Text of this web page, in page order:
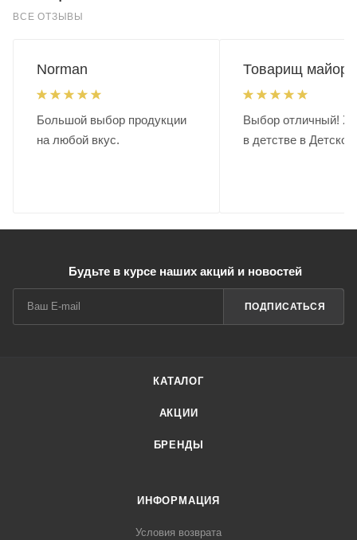
ВСЕ ОТЗЫВЫ
Norman
Большой выбор продукции
на любой вкус.
Товарищ майор.
Выбор отличный!
в детстве в
Будьте в курсе наших акций и новостей
ПОДПИСАТЬСЯ
КАТАЛОГ
АКЦИИ
БРЕНДЫ
ИНФОРМАЦИЯ
Условия возврата